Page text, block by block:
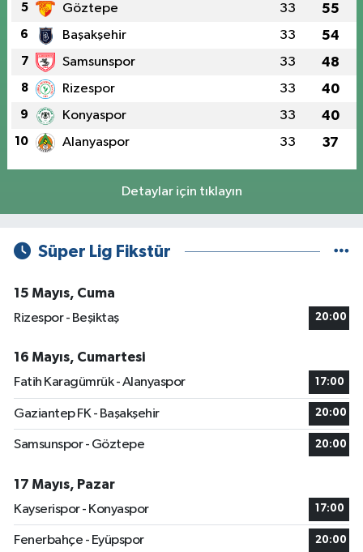
5 Göztepe 33 55
6 Başakşehir 33 54
7 Samsunspor 33 48
8 Rizespor 33 40
9 Konyaspor 33 40
10 Alanyaspor 33 37
Detaylar için tıklayın
Süper Lig Fikstür
15 Mayıs, Cuma
Rizespor - Beşiktaş
20:00
16 Mayıs, Cumartesi
Fatih Karagümrük - Alanyaspor
17:00
Gaziantep FK - Başakşehir 20:00
Samsunspor - Göztepe 20:00
17 Mayıs, Pazar
Kayserispor - Konyaspor
17:00
Fenerbahçe - Eyüpspor 20:00